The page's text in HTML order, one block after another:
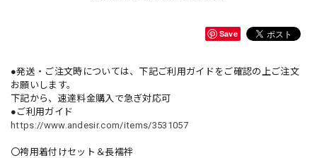
Save
●発送・ご注文時については、下記ご利用ガイドをご確認の上ご注文
お願いします。
下記から、速達料金購入で急ぎ対応可
●ご利用ガイド
https://www.andesir.com/items/3531057
〇袴用着付けセット＆長襦袢